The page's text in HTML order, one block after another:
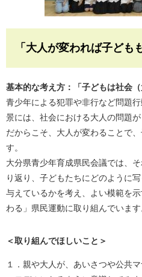
「大人が変われば子ども
基本的な考え方：「子どもは社会（
青少年による犯罪や非行など問題
景には、社会における大人の問題
だからこそ、大人が変わることで
す。
大分県青少年育成県民会議では、
り返り、子どもたちにどのように
与えているかを考え、よい模範を
わる」県民運動に取り組んでいます
＜取り組んでほしいこと＞
１．親や大人が、あいさつや公共